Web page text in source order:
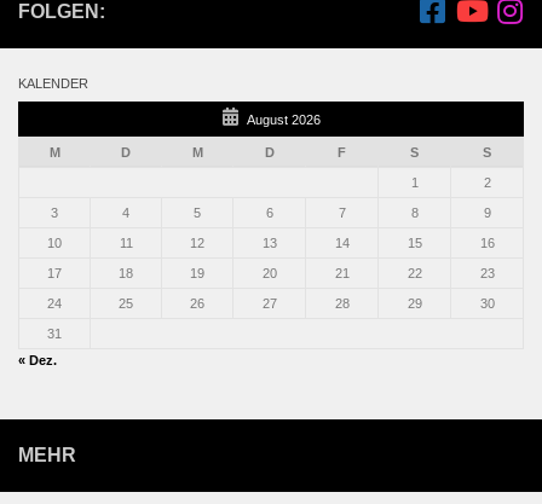
FOLGEN:
KALENDER
August 2026
M D M D F S S
1 2
3 4 5 6 7 8 9
10 11 12 13 14 15 16
17 18 19 20 21 22 23
24 25 26 27 28 29 30
31
« Dez.
MEHR